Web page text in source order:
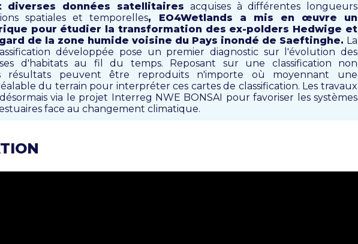
diverses données satellitairesacquises à différentes longueurs
spatiales et temporelles, EO4Wetlands a mis en œuvre un
pour étudier la transformation des ex-polders Hedwige et
de la zone humide voisine du Pays inondé de Saeftinghe. La
développée pose un premier diagnostic sur l'évolution des
d'habitats au fil du temps. Reposant sur une classification non
résultats peuvent être reproduits n'importe où moyennant une
du terrain pour interpréter ces cartes de classification. Les travaux
via le projet Interreg NWE BONSAI pour favoriser les systèmes
face au changement climatique.